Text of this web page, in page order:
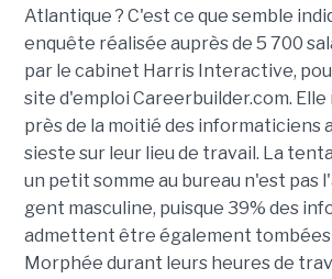
Atlantique ? C'est ce que semble
enquête réalisée auprès de 5 700
par le cabinet Harris Interactive,
site d'emploi Careerbuilder.com.
près de la moitié des informaticiens
sieste sur leur lieu de travail. La
un petit somme au bureau n'est pas
gent masculine, puisque 39% des
admettent être également tombées
Morphée durant leurs heures de